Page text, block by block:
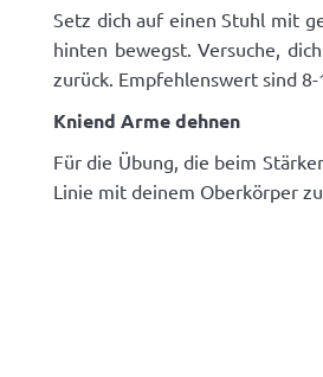
Setz dich auf einen Stuhl mit
hinten bewegst. Versuche,
zurück. Empfehlenswert sind
Kniend Arme dehnen
Für die Übung, die beim
Linie mit deinem Oberkörper